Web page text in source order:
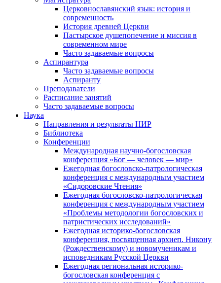
Церковнославянский язык: история и
современность
История древней Церкви
Пастырское душепопечение и миссия в
современном мире
Часто задаваемые вопросы
Аспирантура
Часто задаваемые вопросы
Аспиранту
Преподаватели
Расписание занятий
Часто задаваемые вопросы
Наука
Направления и результаты НИР
Библиотека
Конференции
Международная научно-богословская
конференция «Бог — человек — мир»
Ежегодная богословско-патрологическая
конференция с международным участием
«Сидоровские Чтения»
Ежегодная богословско-патрологическая
конференция с международным участием
«Проблемы методологии богословских и
патристических исследований»
Ежегодная историко-богословская
конференция, посвященная архиеп. Никону
(Рождественскому) и новомученикам и
исповедникам Русской Церкви
Ежегодная региональная историко-
богословская конференция с